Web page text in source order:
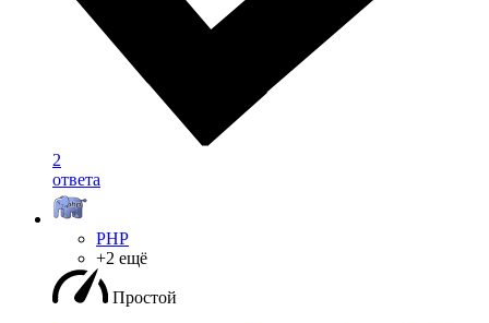
2
ответа
PHP
+2 ещё
Простой